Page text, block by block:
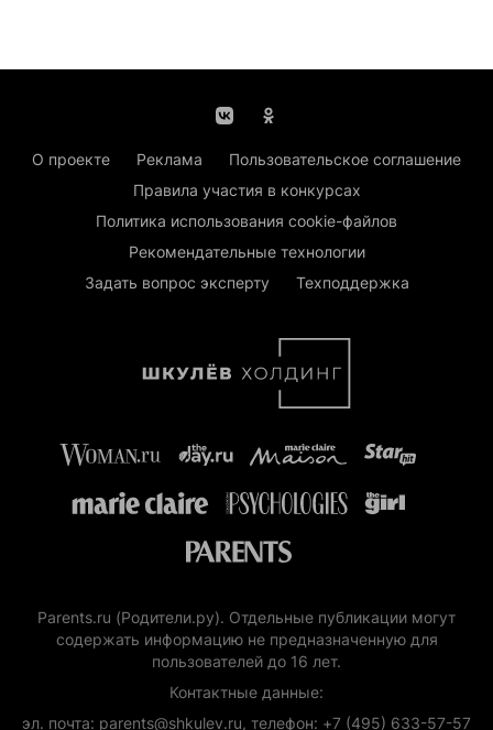
О проекте Реклама
Пользовательское соглашение
Правила участия в конкурсах
Политика использования cookie-файлов
Рекомендательные технологии
Задать вопрос эксперту
Техподдержка
Parents.ru (Родители.ру). Отдельные публикации могут
содержать информацию не предназначенную для
пользователей до 16 лет.
Контактные данные:
эл. почта: parents@shkulev.ru, телефон: +7 (495) 633-57-57